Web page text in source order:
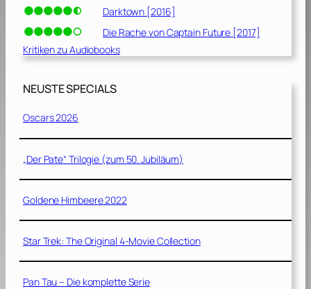
Darktown [2016]
Die Rache von Captain Future [2017]
Kritiken zu Audiobooks
NEUSTE SPECIALS
Oscars 2026
„Der Pate“ Trilogie (zum 50. Jubiläum)
Goldene Himbeere 2022
Star Trek: The Original 4-Movie Collection
Pan Tau – Die komplette Serie